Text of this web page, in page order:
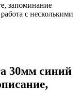
запоминание
с несколькими
30мм синий